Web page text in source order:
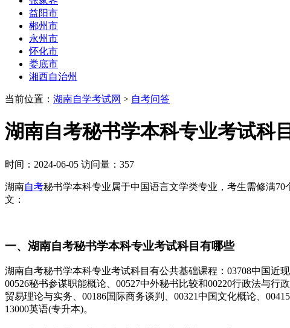
益阳市
郴州市
永州市
怀化市
娄底市
湘西自治州
当前位置： 湖南自学考试网 > 自考问答
湖南自考秘书学本科专业考试科
时间：2024-06-05 访问量：357
湖南自考秘书学本科专业属于中国语言文学类专业，考生需修满
文：
一、湖南自考秘书学本科专业考试科目有哪些
湖南自考秘书学本科专业考试科目有公共基础课程：03708中国近
00526秘书参谋职能概论、00527中外秘书比较和00220行政法与行
贸易理论与实务、00186国际商务谈判、00321中国文化概论、
13000英语(专升本)。